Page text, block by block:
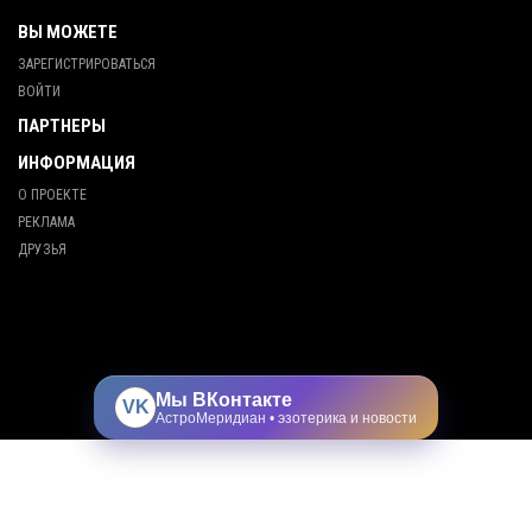
ВЫ МОЖЕТЕ
ЗАРЕГИСТРИРОВАТЬСЯ
ВОЙТИ
ПАРТНЕРЫ
ИНФОРМАЦИЯ
О ПРОЕКТЕ
РЕКЛАМА
ДРУЗЬЯ
VK Мы ВКонтакте
АстроМеридиан • эзотерика и новости